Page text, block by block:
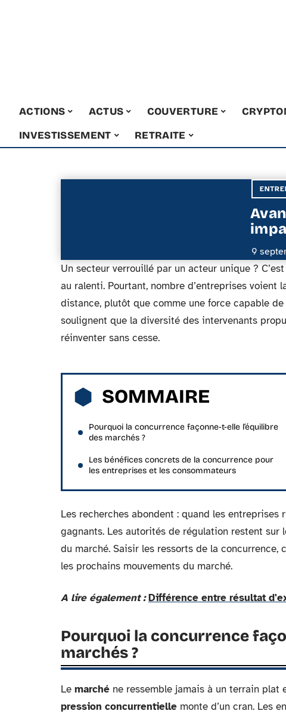
ACTIONS ACTUS COUVERTURE
INVESTISSEMENT
RETRAITE
9
Un secteur verrouillé par un acteur unique ?
au ralenti. Pourtant, nombre d’entreprises voient
distance, plutôt que comme une force capable
soulignent que la diversité des intervenants
réinventer sans cesse.
SOMMAIRE
Pourquoi la concurrence façonne-t-elle l’équilibre
des marchés ?
Les bénéfices concrets de la concurrence pour
les entreprises et les consommateurs
Les recherches abondent : quand les
gagnants. Les autorités de régulation restent
du marché. Saisir les ressorts de la concurrence,
les prochains mouvements du marché.
A lire également : Différence entre résultat
Pourquoi la concurrence
marchés ?
Le marché ne ressemble jamais à un terrain plat
pression concurrentielle monte d’un cran. Les